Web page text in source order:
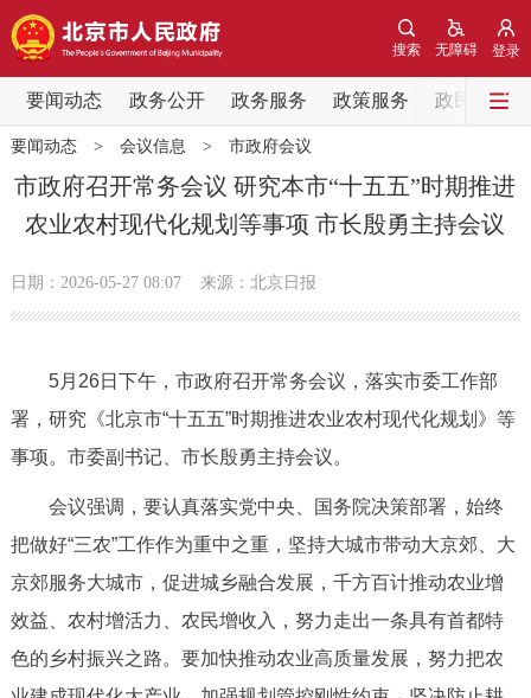
登录
无障碍
搜索
要闻动态 政务公开 政务服务 政策服务 政民互动
要闻动态
党中央精神 国务院信息
北京要闻 会议信息 部门动态
市领导 机构职能 政策服务
政务服务
要闻动态> 会议信息 > 市政府会议
市政府召开常务会议 研究本市“十五五”时期推进
农业农村现代化规划等事项 市长殷勇主持会议
日期：2026-05-27 08:07 来源：北京日报
5月26日下午，市政府召开常务会议，落实市委工作部
署，研究《北京市“十五五”时期推进农业农村现代化规划》等
事项。市委副书记、市长殷勇主持会议。
会议强调，要认真落实党中央、国务院决策部署，始终
把做好“三农”工作作为重中之重，坚持大城市带动大京郊、大
京郊服务大城市，促进城乡融合发展，千方百计推动农业增
效益、农村增活力、农民增收入，努力走出一条具有首都特
色的乡村振兴之路。要加快推动农业高质量发展，努力把农